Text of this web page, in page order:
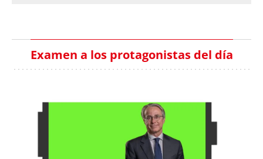
Examen a los protagonistas del día